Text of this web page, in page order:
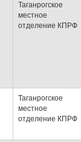
Таганрогское
местное
отделение КПРФ
Таганрогское
местное
отделение КПРФ